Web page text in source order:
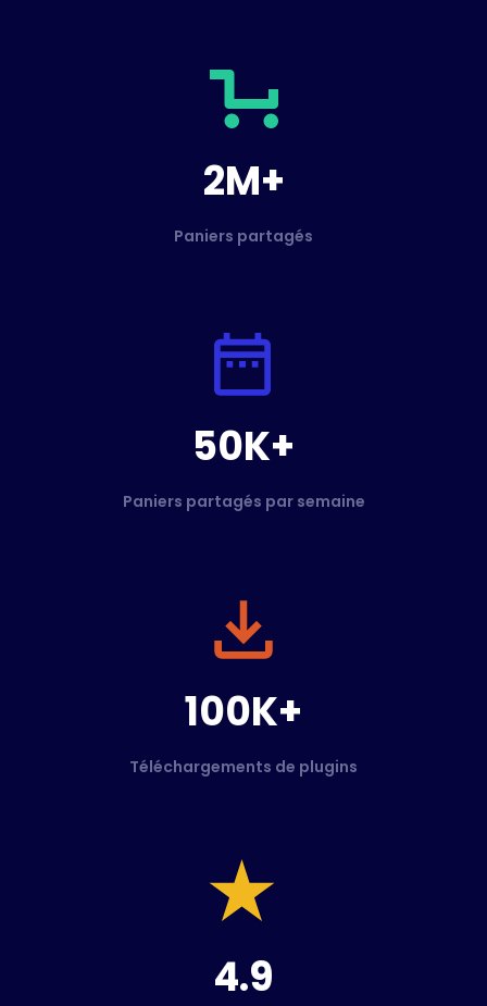
2M+
Paniers partagés
50K+
Paniers partagés par semaine
100K+
Téléchargements de plugins
4.9